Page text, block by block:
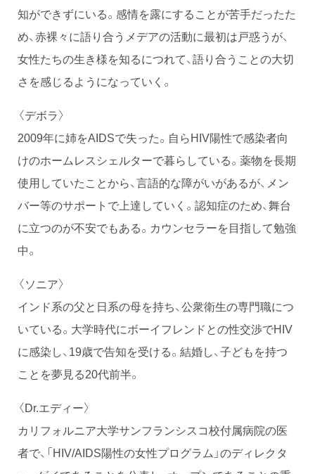
知ができずにいる。感情を露にすることが苦手だったた
め、赤裸々に語り合うメデアの活動に最初は戸惑うが、
女性たちの生き様を知るにつれて、語り合うことの大切
さを感じるようになっていく。
〈デボラ〉
2009年に姉をAIDSで失った。自らHIV陽性で感染者向
けのホームレスシェルターで暮らしている。薬物を長期
使用していたことから、言語的な障がいがあるが、メン
バー等のサポートで上達していく。認知症のため、舞台
に立つのが不安でもある。カウンセラーを目指して勉強
中。
〈ソニア〉
インド系の父と日系の母を持ち、公衆衛生の専門職につ
いている。大学時代にボーイフレンドとの性交渉でHIV
に感染し、19歳で告知を受ける。結婚し、子どもを持つ
ことを夢見る20代前半。
〈Dr.エディー〉
カリフォルニア大学サンフランシスコ校付属病院の医
者で、「HIV/AIDS陽性の女性プログラム」のディレクタ